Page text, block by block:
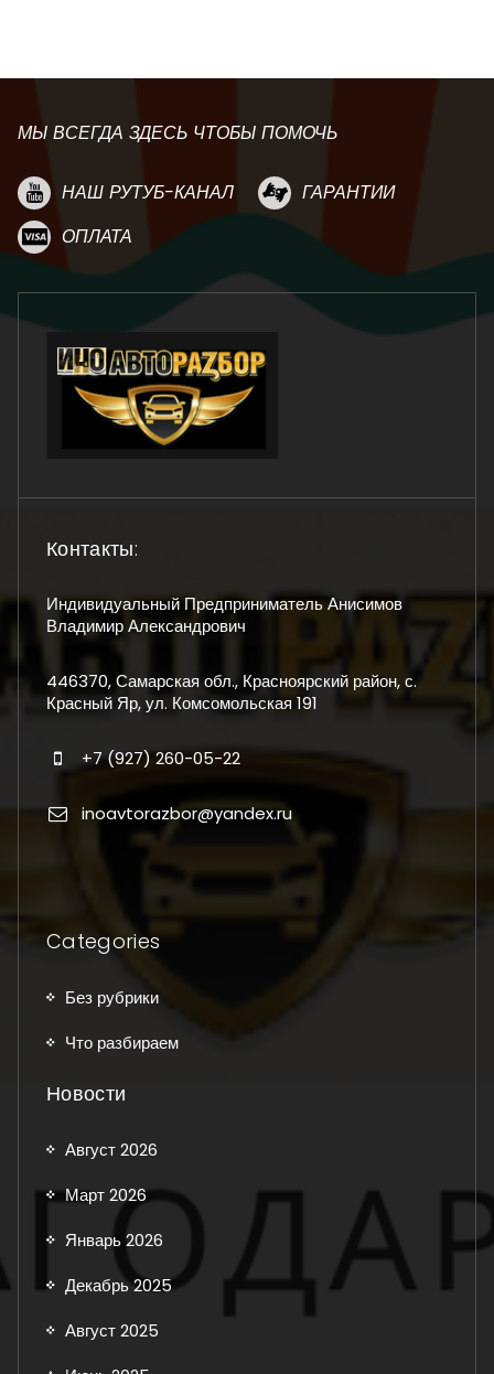
МЫ ВСЕГДА ЗДЕСЬ ЧТОБЫ ПОМОЧЬ
НАШ РУТУБ-КАНАЛ
ГАРАНТИИ
ОПЛАТА
Контакты:
Индивидуальный Предприниматель Анисимов
Владимир Александрович
446370, Самарская обл., Красноярский район, с.
Красный Яр, ул. Комсомольская 191
+7 (927) 260-05-22
inoavtorazbor@yandex.ru
Categories
Без рубрики
Что разбираем
Новости
Август 2026
Март 2026
Январь 2026
Декабрь 2025
Август 2025